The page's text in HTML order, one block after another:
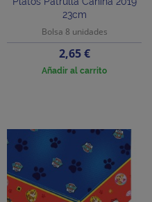
23cm
Bolsa 8 unidades
Precio
2,65 €
Añadir al carrito